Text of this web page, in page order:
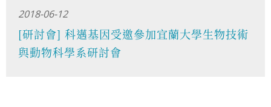
2018-06-12
[研討會] 科邁基因受邀參加宜蘭大學生物技術
與動物科學系研討會